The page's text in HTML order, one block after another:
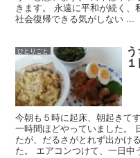
きます。 永遠に平和が続く、
社会復帰できる気がしない ...
ひとりごと
今朝も５時に起床、朝起きて
一時間ほどやっていました。
たが、だるさがとれず出かけ
た。 エアコンつけて、一日中